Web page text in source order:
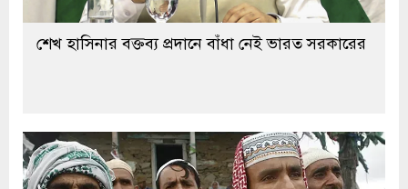
শেখ হাসিনার বক্তব্য প্রদানে বাঁধা নেই ভারত সরকারের